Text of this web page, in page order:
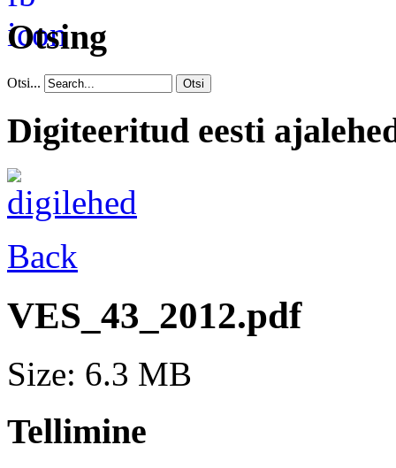
Otsing
Otsi... Otsi
Digiteeritud eesti
Back
VES_43_2012.pdf
Size: 6.3 MB
Tellimine